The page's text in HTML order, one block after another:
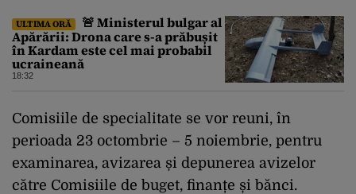
ULTIMA ORĂ
🚨 Ministerul bulgar al
Apărării: Drona care s-a prăbușit
în Kardam este cel mai probabil
ucraineană
18:32
Comisiile de specialitate se vor reuni, în
perioada 23 octombrie – 5 noiembrie, pentru
examinarea, avizarea și depunerea avizelor
către Comisiile de buget, finanțe și bănci.